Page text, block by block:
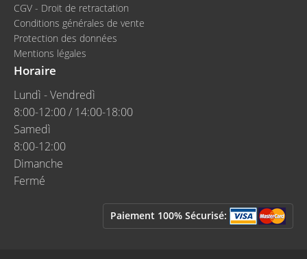
CGV - Droit de retractation
Conditions générales de vente
Protection des données
Mentions légales
Horaire
Lundì - Vendredì
8:00-12:00 / 14:00-18:00
Samedì
8:00-12:00
Dimanche
Fermé
Paiement 100% Sécurisé: